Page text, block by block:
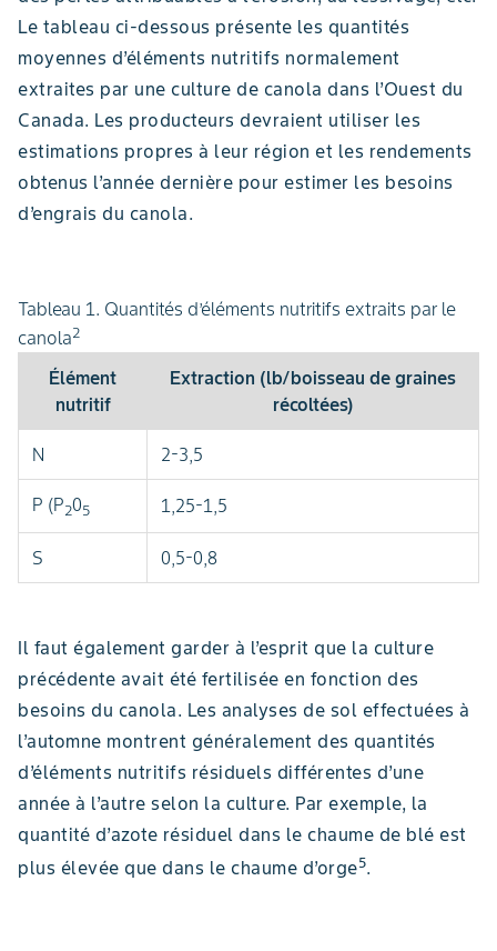
Le tableau ci-dessous présente les quantités
moyennes d’éléments nutritifs normalement
extraites par une culture de canola dans l’Ouest du
Canada. Les producteurs devraient utiliser les
estimations propres à leur région et les rendements
obtenus l’année dernière pour estimer les besoins
d’engrais du canola.
Tableau 1. Quantités d’éléments nutritifs extraits par le
canola2
Élément
nutritif
Extraction (lb/boisseau de graines
récoltées)
N 2-3,5
P (P205 1,25-1,5
S 0,5-0,8
Il faut également garder à l’esprit que la culture
précédente avait été fertilisée en fonction des
besoins du canola. Les analyses de sol effectuées à
l’automne montrent généralement des quantités
d’éléments nutritifs résiduels différentes d’une
année à l’autre selon la culture. Par exemple, la
quantité d’azote résiduel dans le chaume de blé est
plus élevée que dans le chaume d’orge5.